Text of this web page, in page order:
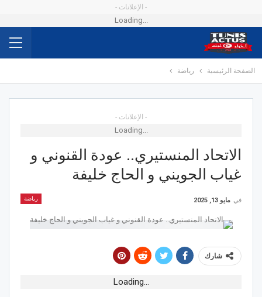
- الإعلانات -
Loading...
الصفحة الرئيسية رياضة
- الإعلانات -
Loading...
الاتحاد المنستيري.. عودة القنوني و
غياب الجويني و الحاج خليفة
رياضة في مايو 13, 2025
شارك
Loading...